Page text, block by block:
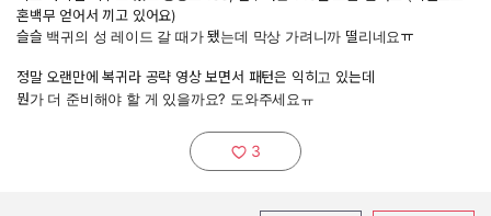
혼백무 얻어서 끼고 있어요)
슬슬 백귀의 성 레이드 갈 때가 됐는데 막상 가려니까 떨리네요ㅠ
정말 오랜만에 복귀라 공략 영상 보면서 패턴은 익히고 있는데
뭔가 더 준비해야 할 게 있을까요? 도와주세요ㅠ
추천하기:
3